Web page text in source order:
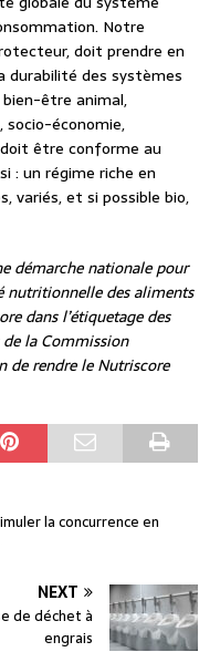
Notre
doit prendre en
durabilité des systèmes
être animal,
économie,
être conforme au
: un régime riche en
variés, et si possible bio,
démarche nationale pour
nutritionnelle des aliments
dans l’étiquetage des
la Commission
de rendre le Nutriscore
la concurrence en
NEXT
de déchet à
engrais